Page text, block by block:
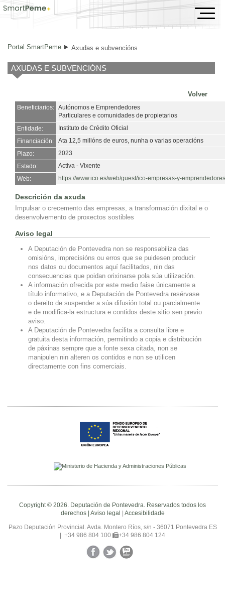
Axudas e subvencións
Portal SmartPeme Axudas e subvencións
AXUDAS E SUBVENCIÓNS
Volver
Beneficiarios: Autónomos e Emprendedores
Particulares e comunidades de propietarios
Entidade:
Instituto de Crédito Oficial
Financiación:
Ata 12,5 millóns de euros, nunha o varias operacións
Plazo:
2023
Estado:
Activa - Vixente
Web:
https://www.ico.es/web/guest/ico-empresas-y-emprendedores
Descrición da axuda
Impulsar o crecemento das empresas, a transformación dixital e o
desenvolvemento de proxectos sostibles
Aviso legal
A Deputación de Pontevedra non se responsabiliza das
omisións, imprecisións ou erros que se puidesen producir
nos datos ou documentos aquí facilitados, nin das
consecuencias que poidan orixinarse pola súa utilización.
A información ofrecida por este medio faise únicamente a
título informativo, e a Deputación de Pontevedra resérvase
o dereito de suspender a súa difusión total ou parcialmente
e de modifica-la estructura e contidos deste sitio sen previo
aviso.
A Deputación de Pontevedra facilita a consulta libre e
gratuita desta información, permitindo a copia e distribución
de páxinas sempre que a fonte sexa citada, non se
manipulen nin alteren os contidos e non se utilicen
directamente con fins comerciais.
Copyright © 2026. Deputación de Pontevedra. Reservados todos los
derechos | Aviso legal | Accesibilidade
Pazo Deputación Provincial. Avda. Montero Ríos, s/n - 36071 Pontevedra ES
+34 986 804 100
+34 986 804 124
FacebookTwitterYouTube